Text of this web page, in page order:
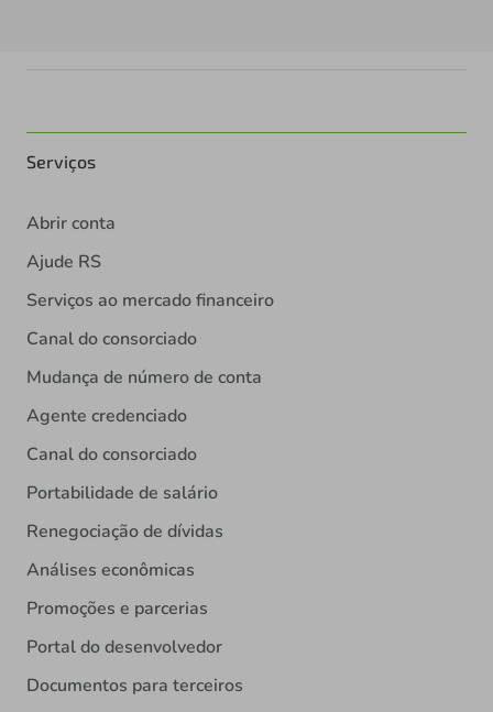
Serviços
Abrir conta
Ajude RS
Serviços ao mercado financeiro
Canal do consorciado
Mudança de número de conta
Agente credenciado
Canal do consorciado
Portabilidade de salário
Renegociação de dívidas
Análises econômicas
Promoções e parcerias
Portal do desenvolvedor
Documentos para terceiros